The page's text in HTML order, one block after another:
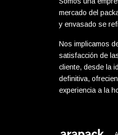
mercado del
y envasado se
Nos implicamos
satisfacción de
cliente, desde la
definitiva,
experiencia a la